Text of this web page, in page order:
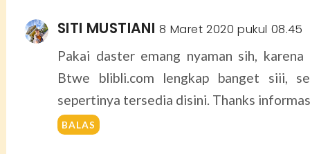
SITI MUSTIANI 8 Maret 2020 pukul 08.45
Pakai daster emang nyaman sih, karena
Btwe blibli.com lengkap banget siii,
sepertinya tersedia disini. Thanks
BALAS